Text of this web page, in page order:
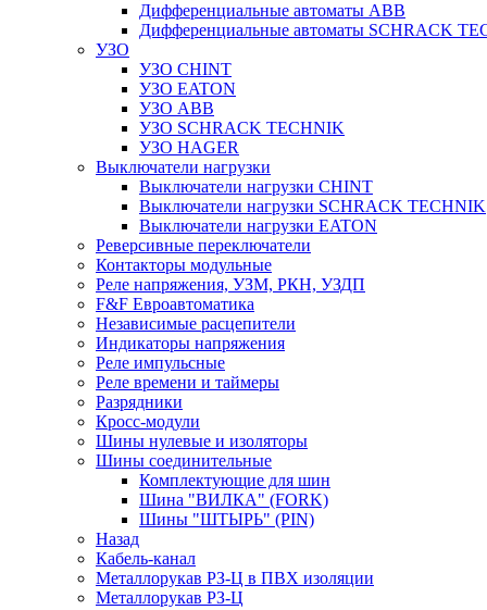
Дифференциальные автоматы ABB
Дифференциальные автоматы SCHRACK
УЗО
УЗО CHINT
УЗО EATON
УЗО ABB
УЗО SCHRACK TECHNIK
УЗО HAGER
Выключатели нагрузки
Выключатели нагрузки CHINT
Выключатели нагрузки SCHRACK TECHNIK
Выключатели нагрузки EATON
Реверсивные переключатели
Контакторы модульные
Реле напряжения, УЗМ, РКН, УЗДП
F&F Евроавтоматика
Независимые расцепители
Индикаторы напряжения
Реле импульсные
Реле времени и таймеры
Разрядники
Кросс-модули
Шины нулевые и изоляторы
Шины соединительные
Комплектующие для шин
Шина "ВИЛКА" (FORK)
Шины "ШТЫРЬ" (PIN)
Назад
Кабель-канал
Металлорукав РЗ-Ц в ПВХ изоляции
Металлорукав РЗ-Ц